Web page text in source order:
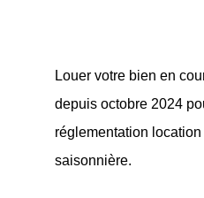
Louer votre bien en
depuis octobre 2024
réglementation
saisonnière.